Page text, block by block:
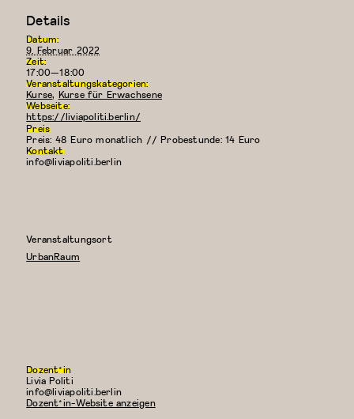
Details
Datum:
9. Februar 2022
Zeit:
17:00—18:00
Veranstaltungskategorien:
Kurse, Kurse für Erwachsene
Webseite:
https://liviapoliti.berlin/
Veranstaltungsort
UrbanRaum
Dozent*in
Livia Politi
E-
Mail:
info@liviapoliti.berlin
Dozent*in-Website anzeigen
Preis
Preis: 48 Euro monatlich // Probestunde: 14 Euro
Kontakt
info@liviapoliti.berlin